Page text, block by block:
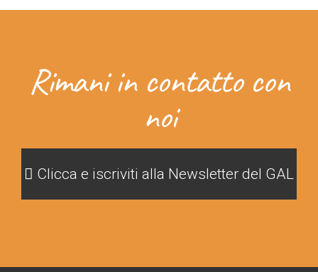
Rimani in contatto con
noi
Clicca e iscriviti alla Newsletter del GAL